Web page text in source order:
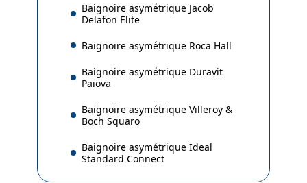
Baignoire asymétrique Jacob
Delafon Elite
Baignoire asymétrique Roca Hall
Baignoire asymétrique Duravit
Paiova
Baignoire asymétrique Villeroy &
Boch Squaro
Baignoire asymétrique Ideal
Standard Connect